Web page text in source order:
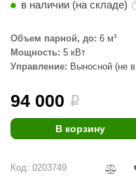
Термо
печи
в наличии (на складе)
Объем парной, до: 6 м³
Мощность: 5 кВт
Управление: Выносной (не в
94 000 i
В корзину
Код: 0203749